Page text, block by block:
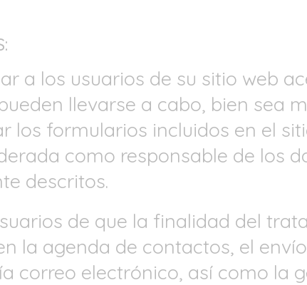
a los usuarios de su sitio web
llevarse a cabo, bien sea
formularios incluidos en el
como responsable de los
descritos.
de que la finalidad del
la agenda de contactos, el
correo electrónico, así como la